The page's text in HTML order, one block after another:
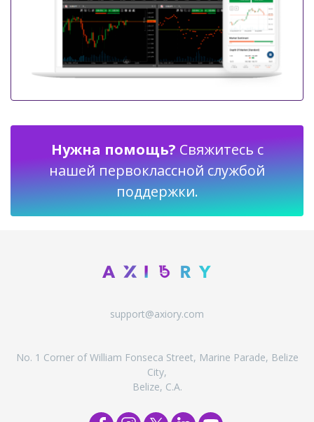
Нужна помощь? Свяжитесь с
нашей первоклассной службой
поддержки.
support@axiory.com
No. 1 Corner of William Fonseca Street, Marine Parade, Belize
City,
Belize, C.A.